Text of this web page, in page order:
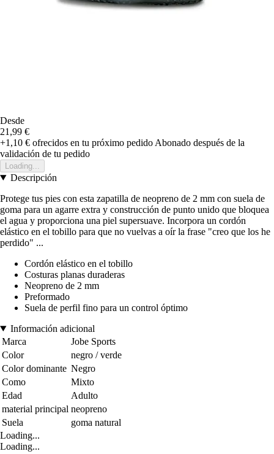
Desde
21,99 €
+1,10 € ofrecidos en tu próximo pedido Abonado después de la
validación de tu pedido
Loading...
Descripción
Protege tus pies con esta zapatilla de neopreno de 2 mm con suela de
goma para un agarre extra y construcción de punto unido que bloquea
el agua y proporciona una piel supersuave. Incorpora un cordón
elástico en el tobillo para que no vuelvas a oír la frase "creo que los he
perdido" ...
Cordón elástico en el tobillo
Costuras planas duraderas
Neopreno de 2 mm
Preformado
Suela de perfil fino para un control óptimo
Información adicional
Marca
Jobe Sports
Color
negro / verde
Color dominante Negro
Como
Mixto
Edad
Adulto
material principal neopreno
Suela
goma natural
Loading...
Loading...